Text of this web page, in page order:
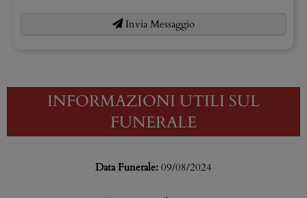
Invia Messaggio
INFORMAZIONI UTILI SUL
FUNERALE
Data Funerale:09/08/2024